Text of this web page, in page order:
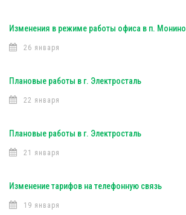
Изменения в режиме работы офиса в п. Монино
26 января
Плановые работы в г. Электросталь
22 января
Плановые работы в г. Электросталь
21 января
Изменение тарифов на телефонную связь
19 января